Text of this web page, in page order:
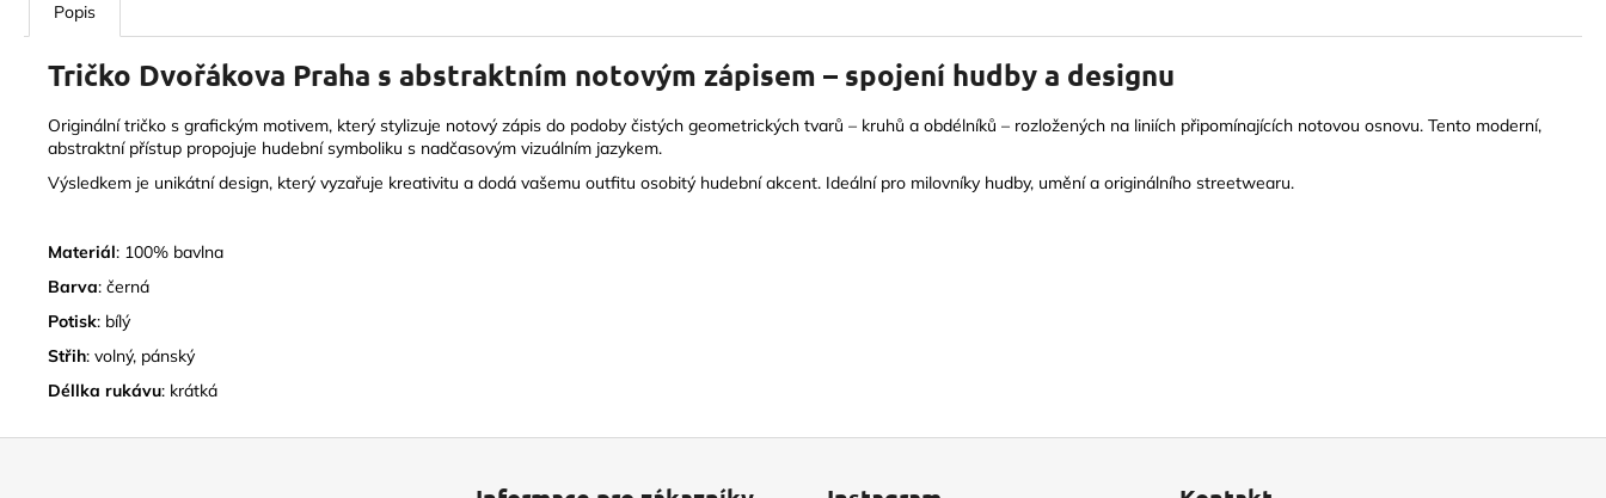
Popis
Tričko Dvořákova Praha s abstraktním notovým zápisem – spojení hudby a designu
Originální tričko s grafickým motivem, který stylizuje notový zápis do podoby čistých geometrických tvarů – kruhů a obdélníků – rozložených na liniích připomínajících notovou osnovu. Tento moderní,
abstraktní přístup propojuje hudební symboliku s nadčasovým vizuálním jazykem.
Výsledkem je unikátní design, který vyzařuje kreativitu a dodá vašemu outfitu osobitý hudební akcent. Ideální pro milovníky hudby, umění a originálního streetwearu.
Materiál: 100% bavlna
Barva: černá
Potisk: bílý
Střih: volný, pánský
Déllka rukávu: krátká